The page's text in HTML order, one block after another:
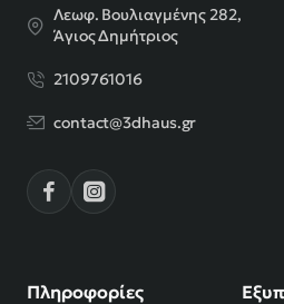
Λεωφ. Βουλιαγμένης 282,
Άγιος Δημήτριος
2109761016
contact@3dhaus.gr
Πληροφορίες